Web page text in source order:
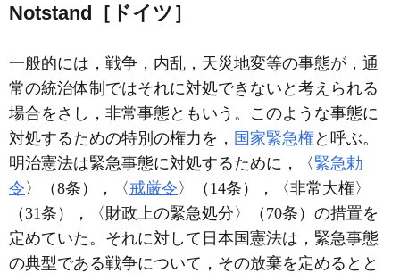
Notstand［ドイツ］
一般的には，戦争，内乱，天災地変等の事態が，通
常の統治体制ではそれに対処できないと考えられる
場合をさし，非常事態ともいう。このような事態に
対処するための特別の権力を， 国家緊急権と呼ぶ。
明治憲法は緊急事態に対処するために，〈緊急勅
令〉（8条），〈戒厳令〉（14条），〈非常大権〉
（31条），〈財政上の緊急処分〉（70条）の措置を
定めていた。それに対して日本国憲法は，緊急事態
の典型である戦争について，その放棄を定めるとと